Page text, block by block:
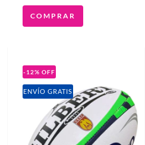
COMPRAR
-12% OFF
ENVÍO GRATIS